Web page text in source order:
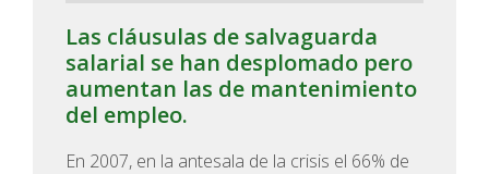
Las cláusulas de salvaguarda
salarial se han desplomado pero
aumentan las de mantenimiento
del empleo.
En 2007, en la antesala de la crisis el 66% de